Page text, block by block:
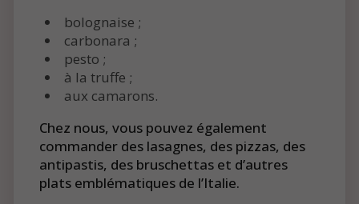
bolognaise ;
carbonara ;
pesto ;
à la truffe ;
aux camarons.
Chez nous, vous pouvez également
commander des lasagnes, des pizzas, des
antipastis, des bruschettas et d’autres
plats emblématiques de l’Italie.